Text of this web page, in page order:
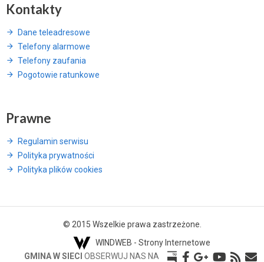
Kontakty
Dane teleadresowe
Telefony alarmowe
Telefony zaufania
Pogotowie ratunkowe
Prawne
Regulamin serwisu
Polityka prywatności
Polityka plików cookies
© 2015 Wszelkie prawa zastrzeżone.
WINDWEB - Strony Internetowe
GMINA W SIECI OBSERWUJ NAS NA